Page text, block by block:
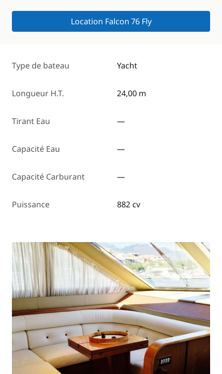
Location Falcon 76 Fly
Type de bateau Yacht
Longueur H.T. 24,00 m
Tirant Eau —
Capacité Eau —
Capacité Carburant —
Puissance 882 cv